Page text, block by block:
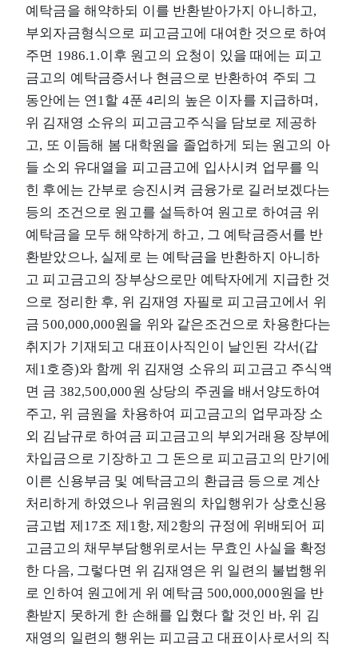
예탁금을 해약하되 이를 반환받아가지 아니하고,
부외자금형식으로 피고금고에 대여한 것으로 하여
주면 1986.1.이후 원고의 요청이 있을 때에는 피고
금고의 예탁금증서나 현금으로 반환하여 주되 그
동안에는 연1할 4푼 4리의 높은 이자를 지급하며,
위 김재영 소유의 피고금고주식을 담보로 제공하
고, 또 이듬해 봄 대학원을 졸업하게 되는 원고의 아
들 소외 유대열을 피고금고에 입사시켜 업무를 익
힌 후에는 간부로 승진시켜 금융가로 길러보겠다는
등의 조건으로 원고를 설득하여 원고로 하여금 위
예탁금을 모두 해약하게 하고, 그 예탁금증서를 반
환받았으나, 실제로 는 예탁금을 반환하지 아니하
고 피고금고의 장부상으로만 예탁자에게 지급한 것
으로 정리한 후, 위 김재영 자필로 피고금고에서 위
금 500,000,000원을 위와 같은조건으로 차용한다는
취지가 기재되고 대표이사직인이 날인된 각서(갑
제1호증)와 함께 위 김재영 소유의 피고금고 주식액
면 금 382,500,000원 상당의 주권을 배서양도하여
주고, 위 금원을 차용하여 피고금고의 업무과장 소
외 김남규로 하여금 피고금고의 부외거래용 장부에
차입금으로 기장하고 그 돈으로 피고금고의 만기에
이른 신용부금 및 예탁금고의 환급금 등으로 계산
처리하게 하였으나 위금원의 차입행위가 상호신용
금고법 제17조 제1항, 제2항의 규정에 위배되어 피
고금고의 채무부담행위로서는 무효인 사실을 확정
한 다음, 그렇다면 위 김재영은 위 일련의 불법행위
로 인하여 원고에게 위 예탁금 500,000,000원을 반
환받지 못하게 한 손해를 입혔다 할 것인 바, 위 김
재영의 일련의 행위는 피고금고 대표이사로서의 직